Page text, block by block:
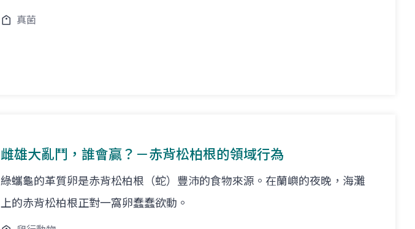
真菌
雌雄大亂鬥，誰會贏？－赤背松柏根的領域行為
綠蠵龜的革質卵是赤背松柏根（蛇）豐沛的食物來源。在蘭嶼的夜晚，海灘
上的赤背松柏根正對一窩卵蠢蠢欲動。